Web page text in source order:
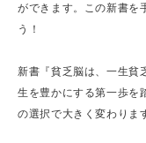
ができます。この新書を
う！
新書『貧乏脳は、一生貧
生を豊かにする第一歩を
の選択で大きく変わりま